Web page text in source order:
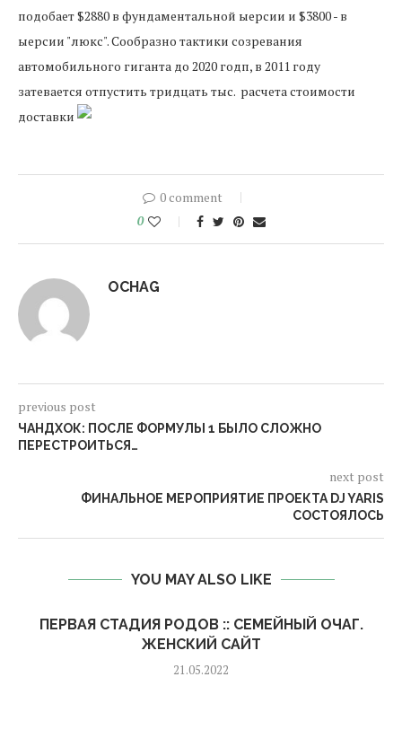
подобает $2880 в фундаментальной ыерсии и $3800 - в
ыерсии "люкс". Сообразно тактики созревания
автомобильного гиганта до 2020 годп, в 2011 году
затевается отпустить тридцать тыс. расчета стоимости
доставки
0 comment
0
OCHAG
previous post
ЧАНДХОК: ПОСЛЕ ФОРМУЛЫ 1 БЫЛО СЛОЖНО
ПЕРЕСТРОИТЬСЯ…
next post
ФИНАЛЬНОЕ МЕРОПРИЯТИЕ ПРОЕКТА DJ YARIS
СОСТОЯЛОСЬ
YOU MAY ALSO LIKE
ПЕРВАЯ СТАДИЯ РОДОВ :: СЕМЕЙНЫЙ ОЧАГ.
ЖЕНСКИЙ САЙТ
21.05.2022